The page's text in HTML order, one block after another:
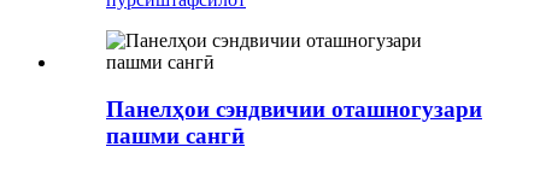
Панелҳои сэндвичии оташногузари
пашми сангӣ